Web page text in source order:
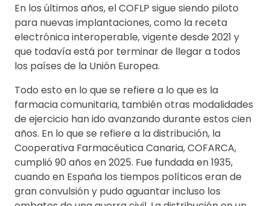
En los últimos años, el COFLP sigue siendo piloto
para nuevas implantaciones, como la receta
electrónica interoperable, vigente desde 2021 y
que todavía está por terminar de llegar a todos
los países de la Unión Europea.
Todo esto en lo que se refiere a lo que es la
farmacia comunitaria, también otras modalidades
de ejercicio han ido avanzando durante estos cien
años. En lo que se refiere a la distribución, la
Cooperativa Farmacéutica Canaria, COFARCA,
cumplió 90 años en 2025. Fue fundada en 1935,
cuando en España los tiempos políticos eran de
gran convulsión y pudo aguantar incluso los